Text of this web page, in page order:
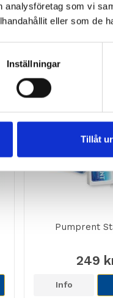
analysföretag som vi
eller som de
Inställningar
Tillåt
Pumprent
249
Info